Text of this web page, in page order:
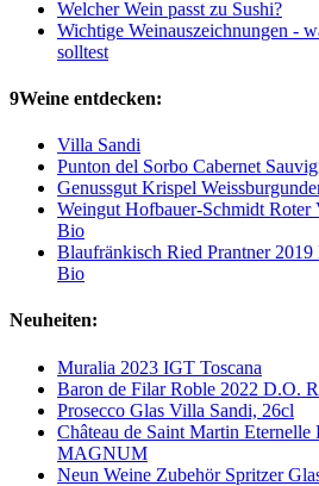
Welcher Wein passt zu Sushi?
Wichtige Weinauszeichnungen -
solltest
9Weine entdecken:
Villa Sandi
Punton del Sorbo Cabernet
Genussgut Krispel
Weingut Hofbauer-Schmidt
Bio
Blaufränkisch Ried Prantner
Bio
Neuheiten:
Muralia 2023 IGT Toscana
Baron de Filar Roble 2022 D.O.
Prosecco Glas Villa Sandi, 26cl
Château de Saint Martin
MAGNUM
Neun Weine Zubehör Spritzer